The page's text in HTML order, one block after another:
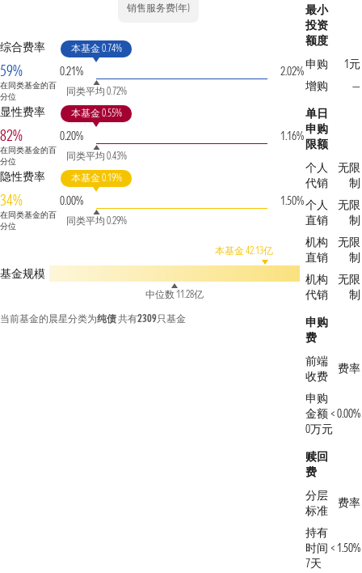
销售服务费(年)
综合费率
59%
在同类基金的百
分位
0.21%
本基金 0.74%
同类平均 0.72%
2.02%
显性费率
82%
在同类基金的百
分位
0.20%
本基金 0.55%
同类平均 0.43%
1.16%
隐性费率
34%
在同类基金的百
分位
0.00%
本基金 0.19%
同类平均 0.29%
1.50%
基金规模
本基金 42.13亿
中位数 11.28亿
当前基金的晨星分类为纯债共有2309只基金
最小
投资
额度
申购
1元
增购
—
单日
申购
限额
个人
代销
无限
制
个人
直销
无限
制
机构
直销
无限
制
机构
代销
无限
制
申购
费
前端
收费
费率
申购
金额 <
0万元
0.00%
赎回
费
分层
标准
费率
持有
时间 <
7天
1.50%